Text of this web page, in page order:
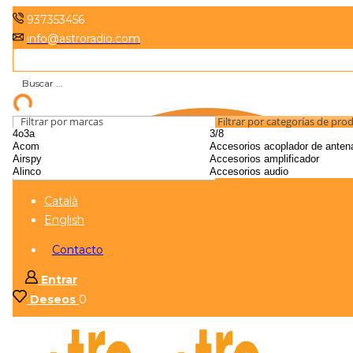
937353456
info@astroradio.com
Filtrar por marcas Filtrar por categorías de
Català
English
Contacto
Entrar
Deseos 0